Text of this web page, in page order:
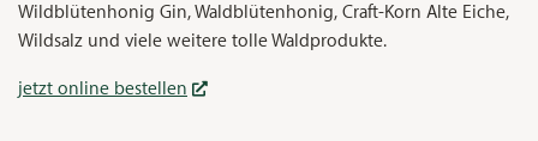
Wildblütenhonig Gin, Waldblütenhonig, Craft-Korn Alte Eiche,
Wildsalz und viele weitere tolle Waldprodukte.
jetzt online bestellen